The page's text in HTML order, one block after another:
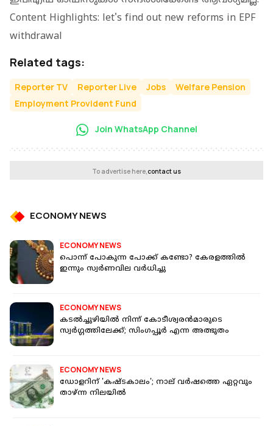
Content Highlights: let's find out new reforms in EPF
withdrawal
Related tags:
Reporter TV Reporter Live Jobs
Welfare Pension
Employment Provident Fund
Join WhatsApp Channel
To advertise here,contact us
ECONOMY NEWS
ECONOMY NEWS
പൊന്ന് പോകുന്ന പോക്ക് കണ്ടോ? കേരളത്തില്‍
ഇന്നും സ്വര്‍ണവില വര്‍ധിച്ചു
ECONOMY NEWS
കടല്‍ച്ചുഴിയില്‍ നിന്ന് കോടീശ്വരന്‍മാരുടെ
സ്വര്‍ഗ്ഗത്തിലേക്ക്; സിംഗപ്പൂര്‍ എന്ന അത്ഭുതം
ECONOMY NEWS
ഡോളറിന് 'കഷ്ടകാലം'; നാല് വർഷത്തെ ഏറ്റവും
താഴ്ന്ന നിലയിൽ